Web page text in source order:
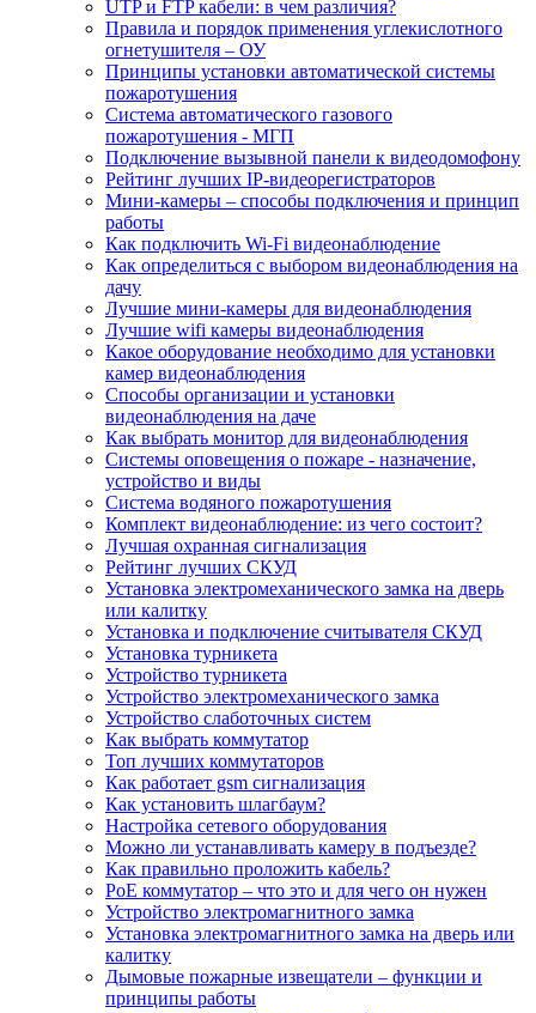
UTP и FTP кабели: в чем различия?
Правила и порядок применения углекислотного
огнетушителя – ОУ
Принципы установки автоматической системы
пожаротушения
Система автоматического газового
пожаротушения - МГП
Подключение вызывной панели к видеодомофону
Рейтинг лучших IP-видеорегистраторов
Мини-камеры – способы подключения и принцип
работы
Как подключить Wi-Fi видеонаблюдение
Как определиться с выбором видеонаблюдения на
дачу
Лучшие мини-камеры для видеонаблюдения
Лучшие wifi камеры видеонаблюдения
Какое оборудование необходимо для установки
камер видеонаблюдения
Способы организации и установки
видеонаблюдения на даче
Как выбрать монитор для видеонаблюдения
Системы оповещения о пожаре - назначение,
устройство и виды
Система водяного пожаротушения
Комплект видеонаблюдение: из чего состоит?
Лучшая охранная сигнализация
Рейтинг лучших СКУД
Установка электромеханического замка на дверь
или калитку
Установка и подключение считывателя СКУД
Установка турникета
Устройство турникета
Устройство электромеханического замка
Устройство слаботочных систем
Как выбрать коммутатор
Топ лучших коммутаторов
Как работает gsm сигнализация
Как установить шлагбаум?
Настройка сетевого оборудования
Можно ли устанавливать камеру в подъезде?
Как правильно проложить кабель?
PoE коммутатор – что это и для чего он нужен
Устройство электромагнитного замка
Установка электромагнитного замка на дверь или
калитку
Дымовые пожарные извещатели – функции и
принципы работы